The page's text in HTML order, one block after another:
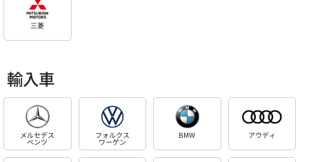
三菱
輸入車
メルセデス
ベンツ
フォルクス
ワーゲン
BMW アウディ